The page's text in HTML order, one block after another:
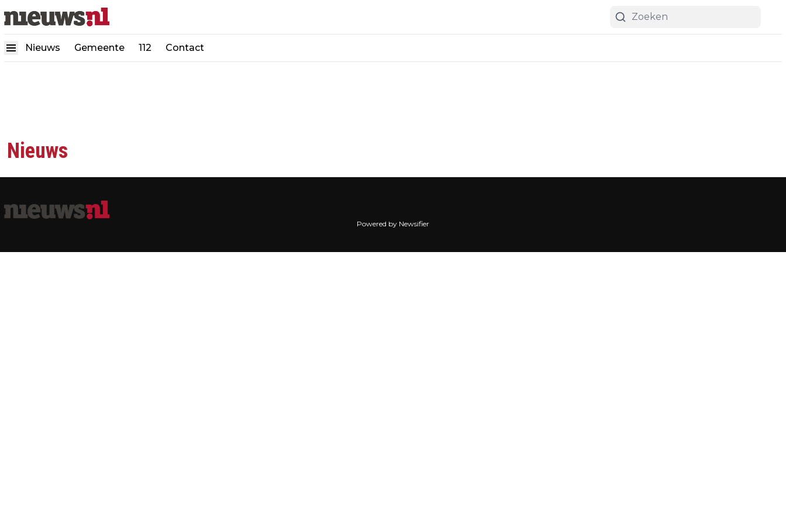
Nieuws Gemeente 112 Contact
Nieuws
Powered by Newsifier